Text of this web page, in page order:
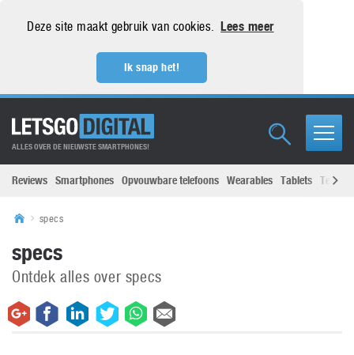
Deze site maakt gebruik van cookies. Lees meer
Ik snap het!
ALLES OVER DE NIEUWSTE SMARTPHONES!
Reviews Smartphones Opvouwbare telefoons Wearables Tablets
specs
specs
Ontdek alles over specs